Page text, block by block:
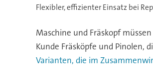
Flexibler, effizienter Einsatz bei
Maschine und Fräskopf
Kunde Fräsköpfe und Pinolen,
Varianten, die im